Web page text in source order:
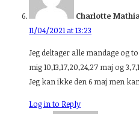
Charlotte
11/04/2021 at 13:23
Jeg deltager alle mandage og
mig 10,13,17,20,24,27 maj og
Jeg kan ikke den 6 maj men
Log in to Reply